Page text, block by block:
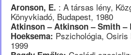
Aronson, E. : A társas lény,
Könyvkiadó, Budapest, 1980
Atkinson – Atkinson – Smith –
Hoeksema: Pszichológia, Osiris
1999